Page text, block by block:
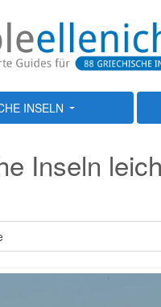
INSELN
Inseln